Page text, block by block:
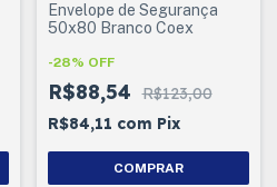
Envelope de Segurança
50x80 Branco Coex
-28% OFF
R$88,54 R$123,00
R$84,11 com Pix
COMPRAR